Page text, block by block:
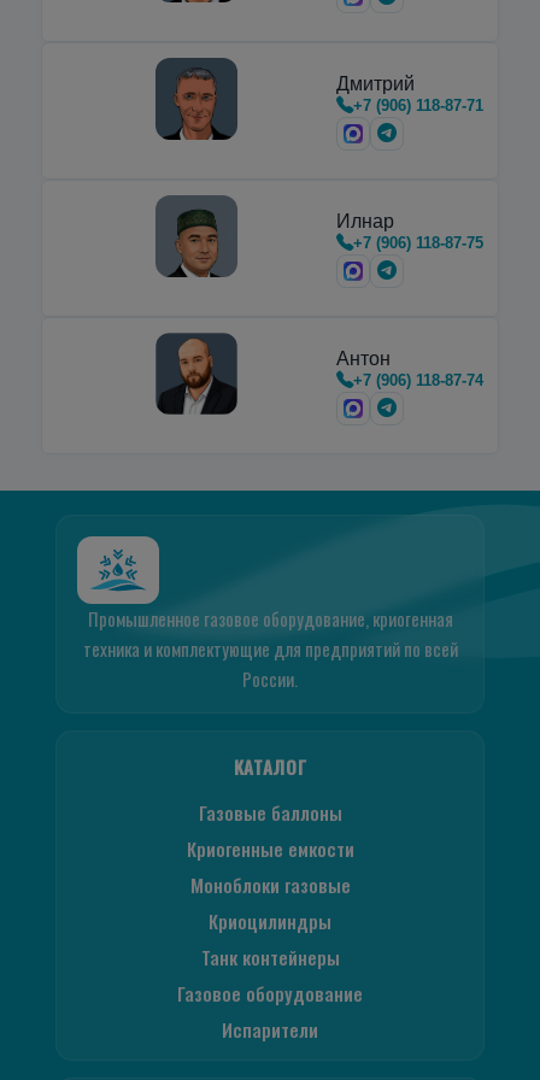
Дмитрий
+7 (906) 118-87-71
Илнар
+7 (906) 118-87-75
Антон
+7 (906) 118-87-74
Промышленное газовое оборудование, криогенная
техника и комплектующие для предприятий по всей
России.
КАТАЛОГ
Газовые баллоны
Криогенные емкости
Моноблоки газовые
Криоцилиндры
Танк контейнеры
Газовое оборудование
Испарители